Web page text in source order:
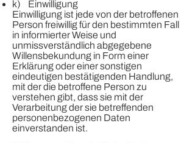
k) Einwilligung
Einwilligung ist jede von der betroffenen
Person freiwillig für den bestimmten Fall
in informierter Weise und
unmissverständlich abgegebene
Willensbekundung in Form einer
Erklärung oder einer sonstigen
eindeutigen bestätigenden Handlung,
mit der die betroffene Person zu
verstehen gibt, dass sie mit der
Verarbeitung der sie betreffenden
personenbezogenen Daten
einverstanden ist.